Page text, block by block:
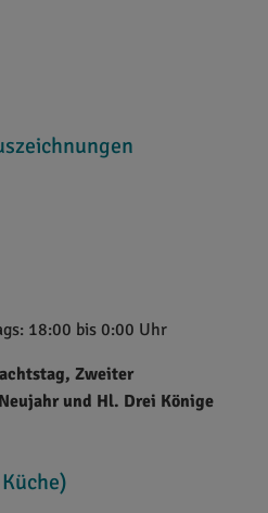
18:00 bis 0:00 Uhr
Zweiter
und Hl. Drei Könige